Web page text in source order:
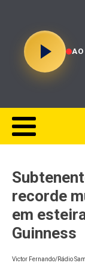
recorde
em
Guinness
Victor Fernando/Rádio